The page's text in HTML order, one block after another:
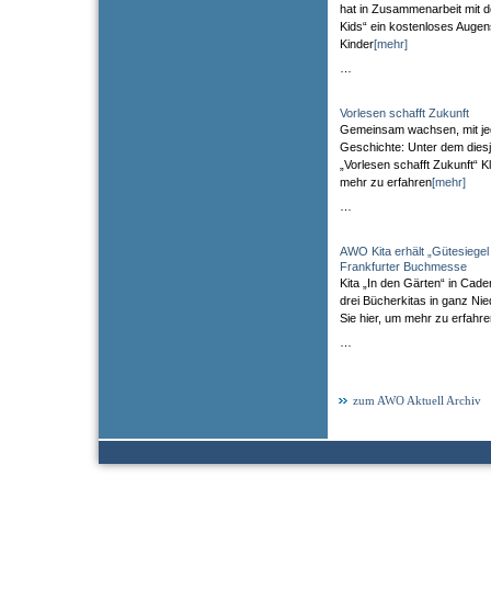
hat in Zusammenarbeit mit
Kids“ ein kostenloses
Kinder[mehr]
Vorlesen schafft Zukunft
Gemeinsam wachsen, mit
Geschichte: Unter dem
„Vorlesen schafft Zukunft“
mehr zu erfahren[mehr]
AWO Kita erhält
Frankfurter Buchmesse
Kita „In den Gärten“ in
drei Bücherkitas in ganz
Sie hier, um mehr zu
zum AWO Aktuell Archiv